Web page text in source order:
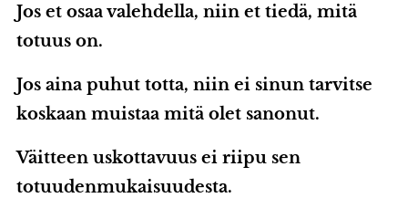
Jos et osaa valehdella, niin et tiedä, mitä
totuus on.
Jos aina puhut totta, niin ei sinun tarvitse
koskaan muistaa mitä olet sanonut.
Väitteen uskottavuus ei riipu sen
totuudenmukaisuudesta.